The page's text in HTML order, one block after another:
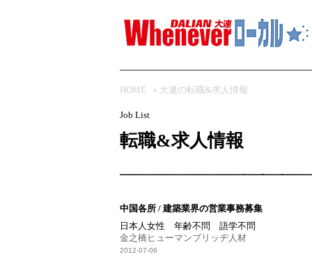
HOME » 大連の転職&求人情報
Job List
転職&求人情報
中国各所 / 建築業界の営業事務募集
日本人女性 年齢不問 語学不問
金之橋ヒューマンブリッヂ人材
2012-07-06